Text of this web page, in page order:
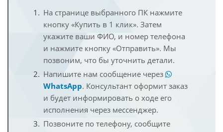
На странице выбранного ПК нажмите
кнопку «Купить в 1 клик». Затем
укажите ваши ФИО, и номер телефона
и нажмите кнопку «Отправить». Мы
позвоним, что бы уточнить детали.
Напишите нам сообщение через
WhatsApp. Консультант оформит заказ
и будет информировать о ходе его
исполнения через мессенджер.
Позвоните по телефону, сообщите